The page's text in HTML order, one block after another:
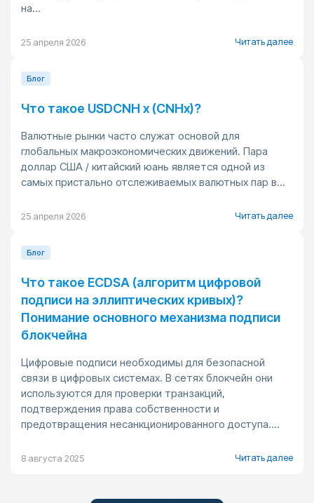
на...
25 апреля 2026 Читать далее
Блог
Что такое USDCNH x (CNHx)?
Валютные рынки часто служат основой для
глобальных макроэкономических движений. Пара
доллар США / китайский юань является одной из
самых пристально отслеживаемых валютных пар в...
25 апреля 2026 Читать далее
Блог
Что такое ECDSA (алгоритм цифровой
подписи на эллиптических кривых)?
Понимание основного механизма подписи
блокчейна
Цифровые подписи необходимы для безопасной
связи в цифровых системах. В сетях блокчейн они
используются для проверки транзакций,
подтверждения права собственности и
предотвращения несанкционированного доступа....
8 августа 2025 Читать далее